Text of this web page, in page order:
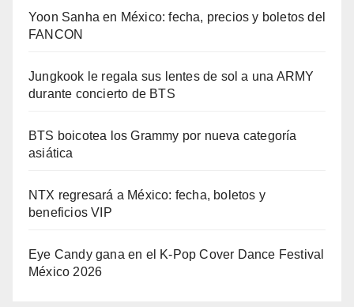
Yoon Sanha en México: fecha, precios y boletos del
FANCON
Jungkook le regala sus lentes de sol a una ARMY
durante concierto de BTS
BTS boicotea los Grammy por nueva categoría
asiática
NTX regresará a México: fecha, boletos y
beneficios VIP
Eye Candy gana en el K-Pop Cover Dance Festival
México 2026